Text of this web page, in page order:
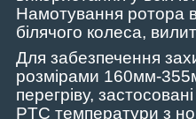
Намотування ротора
білячого колеса,
Для забезпечення
розмірами 160мм-
перегріву,
PTC температури з